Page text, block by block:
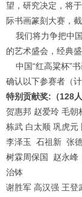
望，研究决定，将
际书画篆刻大赛，
我们将力争把中国
的艺术盛会，经典盛
中国“红高粱杯”书
确认以下参赛者（
特别贡献奖:（128人
贺惠邦 赵爱玲 毛朝
栋武 白太顺 巩虎元
李泽玉 石祖新 张
树霖周保国 赵永
治钵
谢胜军 高汉强 王